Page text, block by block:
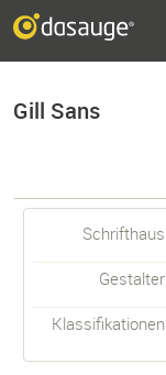
Gill Sans
Schrifthaus
Gestalter
Klassifikationen